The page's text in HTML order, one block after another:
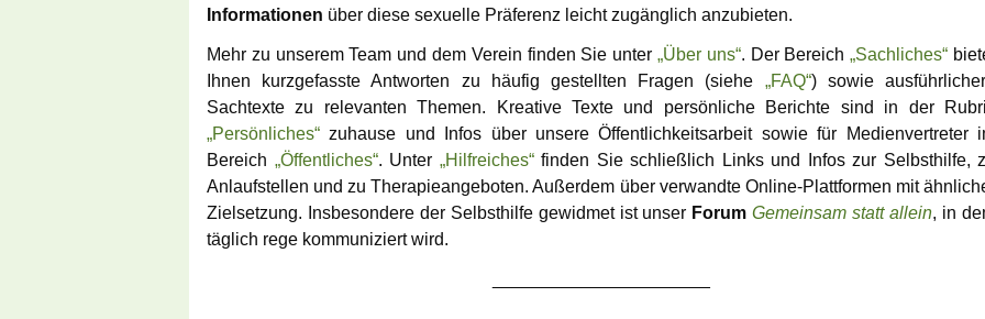
Gedanken zur Childlove
Symbolik
Doppelbetroffenheit
FAQ – häufig gestellte
Fragen
Max
Markus
Karamello
Johann
Informationen über diese sexuelle Präferenz leicht zugänglich anzubieten.
Mehr zu unserem Team und dem Verein finden Sie unter „Über uns“. Der Bereich„Sachliches“
Ihnen kurzgefasste Antworten zu häufig gestellten Fragen (siehe „FAQ“) sowie
Sachtexte zu relevanten Themen. Kreative Texte und persönliche Berichte sind in der
„Persönliches“ zuhause und Infos über unsere Öffentlichkeitsarbeit sowie für Medienvertreter
Bereich „Öffentliches“. Unter „Hilfreiches“finden Sie schließlich Links und Infos zur Selbsthilfe,
Anlaufstellen und zu Therapieangeboten. Außerdem über verwandte Online-Plattformen mit
Zielsetzung. Insbesondere der Selbsthilfe gewidmet ist unser Forum Gemeinsam statt allein, in
täglich rege kommuniziert wird.